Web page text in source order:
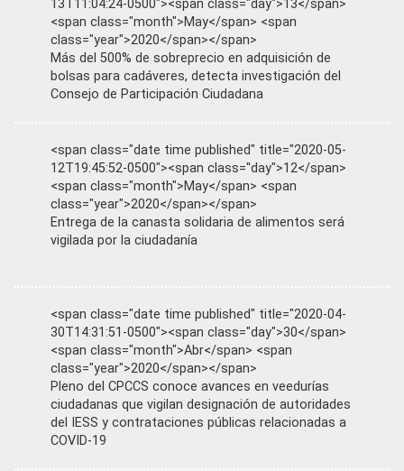
13T11:04:24-0500"><span class="day">13</span>
<span class="month">May</span> <span
class="year">2020</span></span>
Más del 500% de sobreprecio en adquisición de
bolsas para cadáveres, detecta investigación del
Consejo de Participación Ciudadana
<span class="date time published" title="2020-05-
12T19:45:52-0500"><span class="day">12</span>
<span class="month">May</span> <span
class="year">2020</span></span>
Entrega de la canasta solidaria de alimentos será
vigilada por la ciudadanía
<span class="date time published" title="2020-04-
30T14:31:51-0500"><span class="day">30</span>
<span class="month">Abr</span> <span
class="year">2020</span></span>
Pleno del CPCCS conoce avances en veedurías
ciudadanas que vigilan designación de autoridades
del IESS y contrataciones públicas relacionadas a
COVID-19